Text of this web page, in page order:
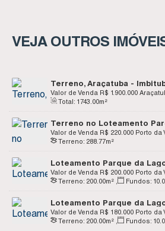
VEJA OUTROS
Terreno, Araçatuba -
R$ 1.900.000
Valor de Venda
Catarina, Brasil
Total: 1743 .00m²
Terreno no Loteamento
104, Quadra G - Porto da
R$ 220.000
Valor de Venda
Porto da
Catarina, Brasil
Terreno: 288 .77m²
Loteamento Parque da
D - Porto da Vila - Imbituba
R$ 200.000
Valor de Venda
Porto da
Catarina, Brasil
Terreno: 200 .00m² Fundos: 10
Loteamento Parque da
- Porto da Vila - Imbituba SC
R$ 180.000
Valor de Venda
Porto da
Catarina, Brasil
Terreno: 200 .00m² Fundos: 10